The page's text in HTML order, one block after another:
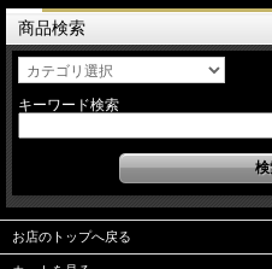
商品検索
キーワード検索
お店のトップへ戻る